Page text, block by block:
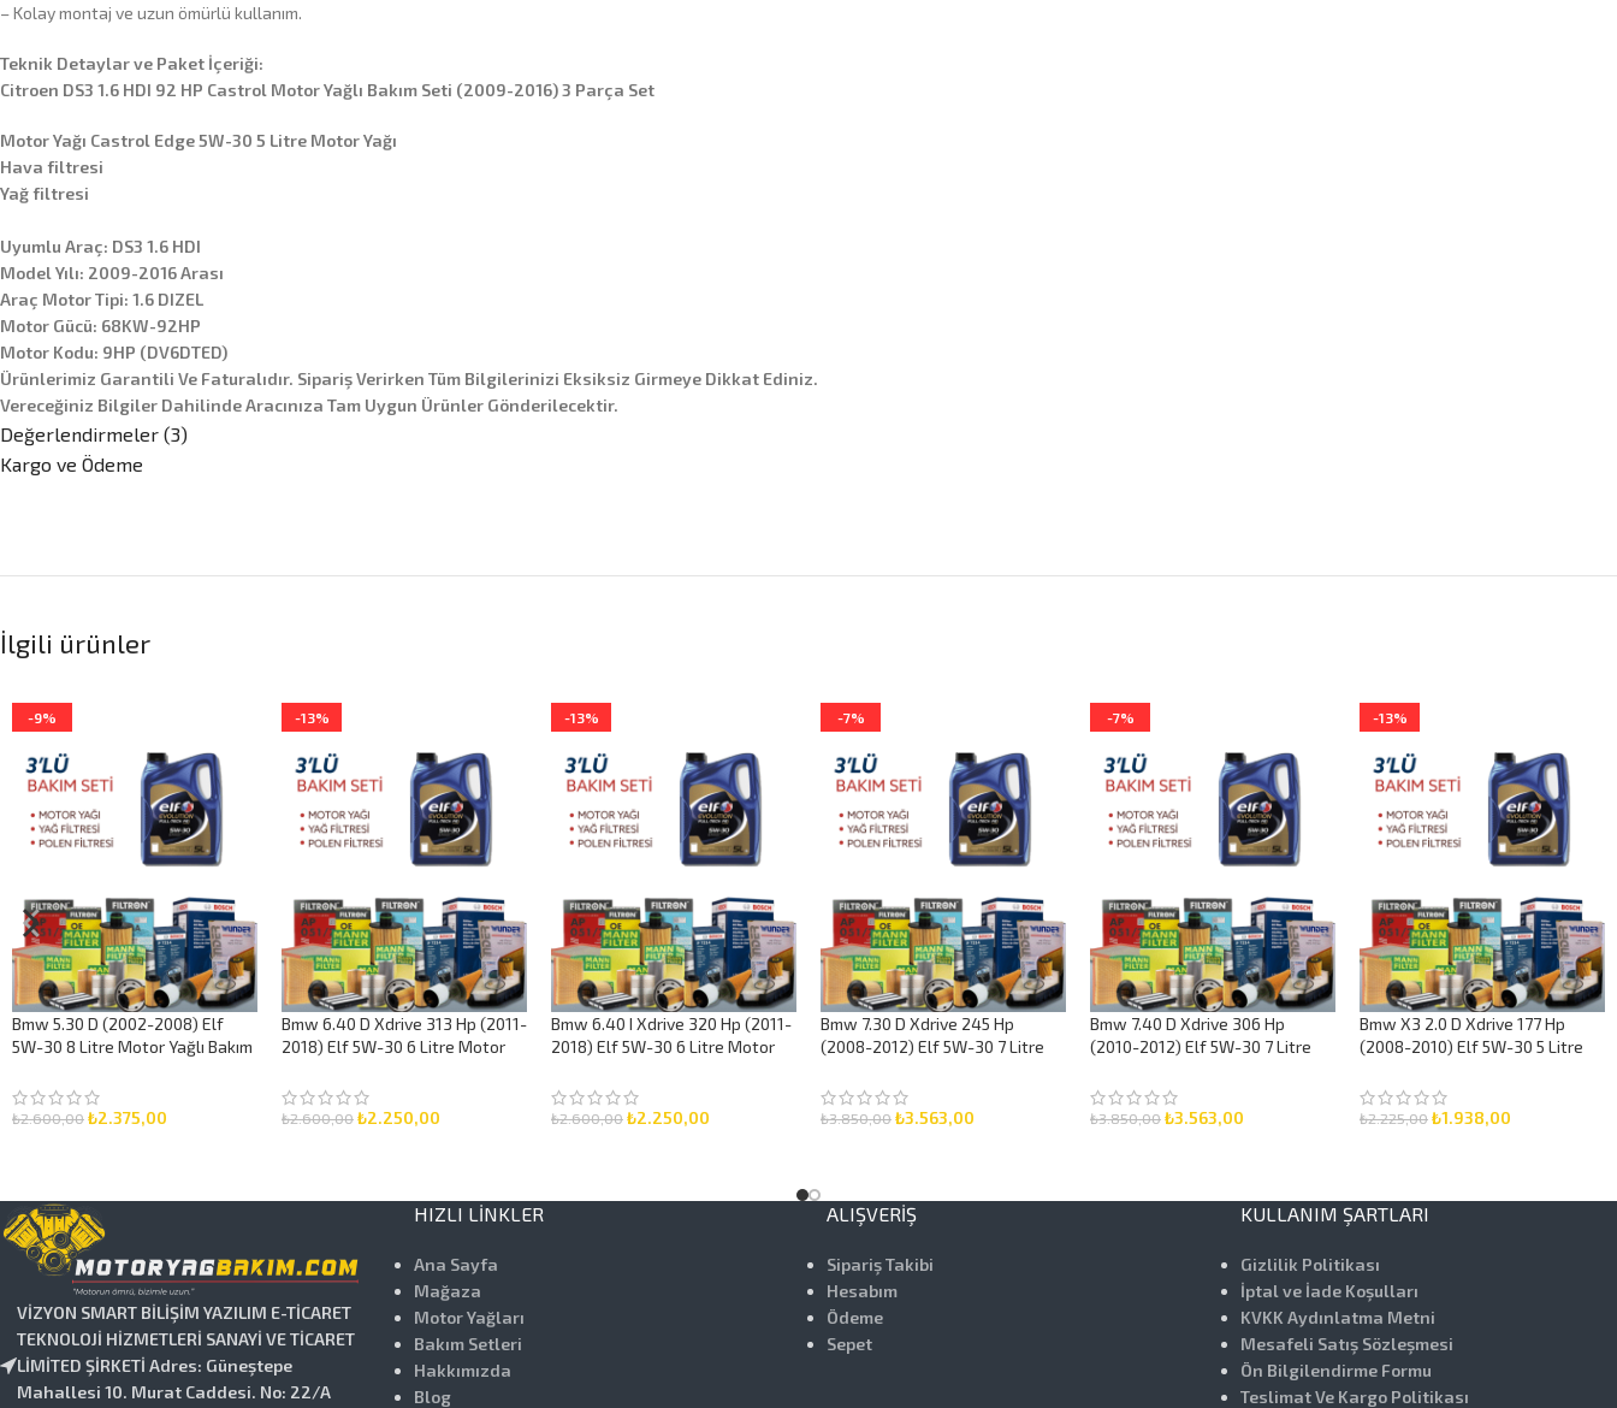
– Kolay montaj ve uzun ömürlü kullanım.
Teknik Detaylar ve Paket İçeriği:
Citroen DS3 1.6 HDI 92 HP Castrol Motor Yağlı Bakım Seti (2009-2016) 3 Parça Set
Motor Yağı Castrol Edge 5W-30 5 Litre Motor Yağı
Hava filtresi
Yağ filtresi
Uyumlu Araç: DS3 1.6 HDI
Model Yılı: 2009-2016 Arası
Araç Motor Tipi: 1.6 DIZEL
Motor Gücü: 68KW-92HP
Motor Kodu: 9HP (DV6DTED)
Ürünlerimiz Garantili Ve Faturalıdır. Sipariş Verirken Tüm Bilgilerinizi Eksiksiz Girmeye Dikkat Ediniz.
Vereceğiniz Bilgiler Dahilinde Aracınıza Tam Uygun Ürünler Gönderilecektir.
Değerlendirmeler (3)
Kargo ve Ödeme
İlgili ürünler
-9%
Bmw 5.30 D (2002-2008) Elf
5W-30 8 Litre Motor Yağlı Bakım
₺2.600,00₺2.375,00
-13%
Bmw 6.40 D Xdrive 313 Hp (2011-
2018) Elf 5W-30 6 Litre Motor
₺2.600,00₺2.250,00
-13%
Bmw 6.40 I Xdrive 320 Hp (2011-
2018) Elf 5W-30 6 Litre Motor
₺2.600,00₺2.250,00
-7%
Bmw 7.30 D Xdrive 245 Hp
(2008-2012) Elf 5W-30 7 Litre
Set
₺3.850,00₺3.563,00
-7%
Bmw 7.40 D Xdrive 306 Hp
(2010-2012) Elf 5W-30 7 Litre
Set
₺3.850,00₺3.563,00
-13%
Bmw X3 2.0 D Xdrive 177 Hp
(2008-2010) Elf 5W-30 5 Litre
Set
₺2.225,00₺1.938,00
VİZYON SMART BİLİŞİM YAZILIM E-TİCARET
TEKNOLOJİ HİZMETLERİ SANAYİ VE TİCARET
LİMİTED ŞİRKETİ Adres: Güneştepe
Mahallesi 10. Murat Caddesi. No: 22/A
HIZLI LINKLER
Ana Sayfa
Mağaza
Motor Yağları
Bakım Setleri
Hakkımızda
Blog
ALIŞVERIŞ
Sipariş Takibi
Hesabım
Ödeme
Sepet
KULLANIM ŞARTLARI
Gizlilik Politikası
İptal ve İade Koşulları
KVKK Aydınlatma Metni
Mesafeli Satış Sözleşmesi
Ön Bilgilendirme Formu
Teslimat Ve Kargo Politikası